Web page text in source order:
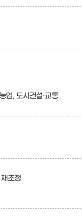
업, 도시건설·교통
조정